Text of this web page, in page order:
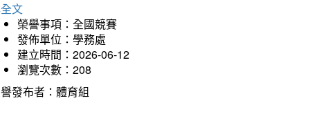
文
榮譽事項：全國競賽
發佈單位：學務處
建立時間：2026-06-12
瀏覽次數：208
發布者：體育組